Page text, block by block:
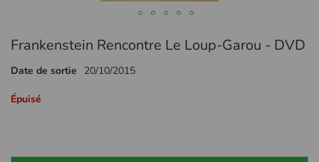
au
de
Galerie
Frankenstein Rencontre Le Loup-Garou - DVD
Date de sortie 20/10/2015
Épuisé